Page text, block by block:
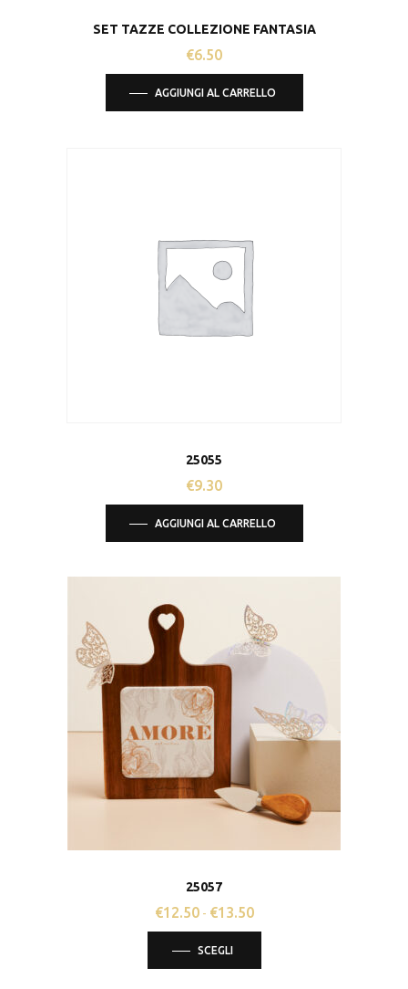
SET TAZZE COLLEZIONE FANTASIA
€6.50
AGGIUNGI AL CARRELLO
25055
€9.30
AGGIUNGI AL CARRELLO
25057
€12.50 - €13.50Fascia
di
SCEGLI
prodotto